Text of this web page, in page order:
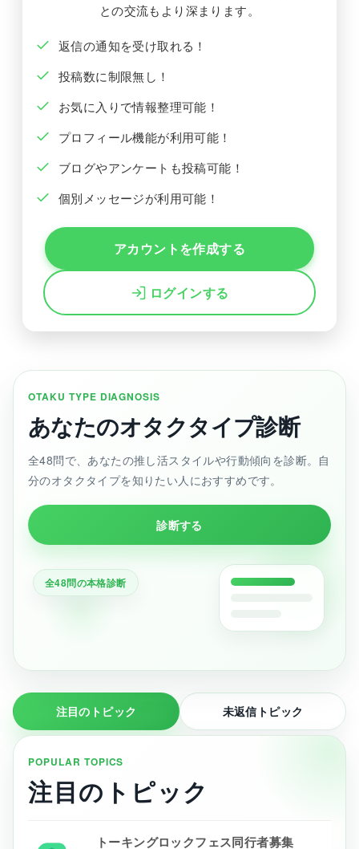
との交流もより深まります。
返信の通知を受け取れる！
投稿数に制限無し！
お気に入りで情報整理可能！
プロフィール機能が利用可能！
ブログやアンケートも投稿可能！
個別メッセージが利用可能！
アカウントを作成する
ログインする
OTAKU TYPE DIAGNOSIS
あなたのオタクタイプ診断
全48問で、あなたの推し活スタイルや行動傾向を診断。自
分のオタクタイプを知りたい人におすすめです。
診断する
全48問の本格診断
注目のトピック 未返信トピック
POPULAR TOPICS
注目のトピック
トーキングロックフェス同行者募集